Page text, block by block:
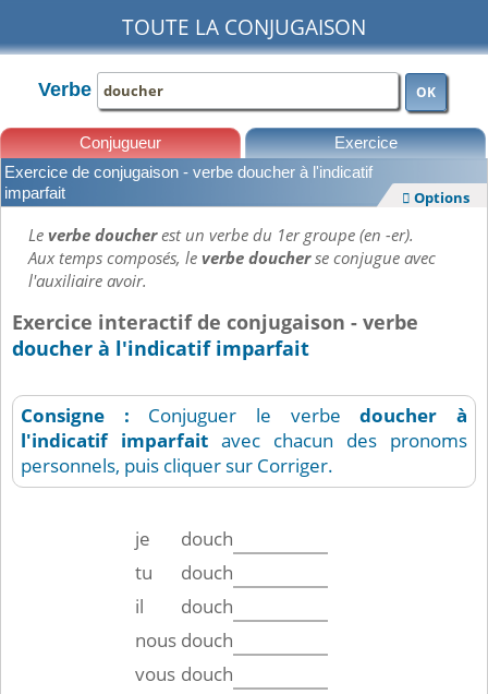
TOUTE LA CONJUGAISON
Verbe OK
Conjugueur Exercice
Leçons
Exercice de conjugaison - verbe doucher à l'indicatif
imparfait
 Options
Leverbe doucherest un verbe du 1er groupe (en -er).
Aux temps composés, leverbe doucherse conjugue avec
l'auxiliaire avoir.
Exercice interactif de conjugaison - verbe
doucher à l'indicatif imparfait
Consigne : Conjuguer le verbedoucher
à
l'indicatif imparfait avec chacun des pronoms
personnels, puis cliquer sur Corriger.
je
douch
tu
douch
il
douch
nous douch
vous douch